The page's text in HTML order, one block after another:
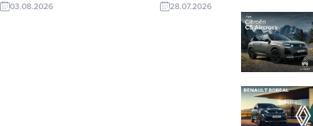
03.08.2026 28.07.2026